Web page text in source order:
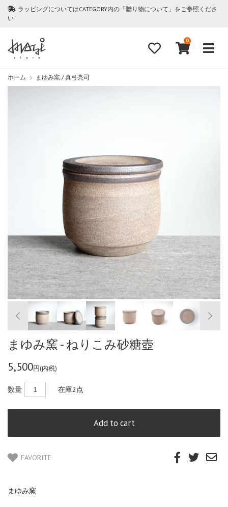
ラッピングについてはCATEGORY内の「贈り物について」をご参照くださ
い
0
ホーム まゆみ窯 / 真弓亮司
まゆみ窯 - ねりこみ砂糖壺
5,500円(内税)
数量 在庫2点
FAVORITE
まゆみ窯